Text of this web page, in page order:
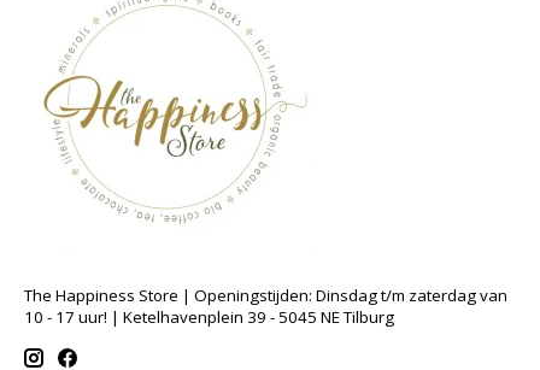
The Happiness Store | Openingstijden: Dinsdag t/m zaterdag van
10 - 17 uur! | Ketelhavenplein 39 - 5045 NE Tilburg